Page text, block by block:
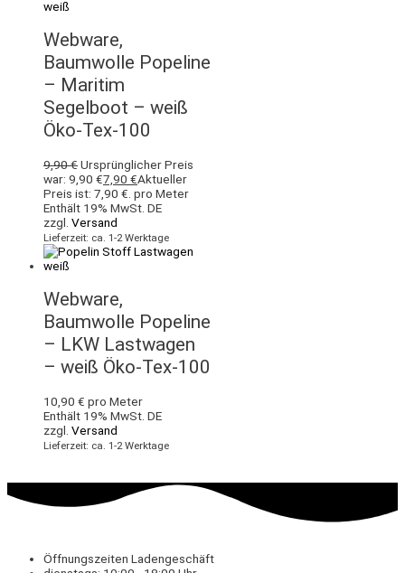
Webware,
Baumwolle Popeline
– Maritim
Segelboot – weiß
Öko-Tex-100
9,90€Ursprünglicher Preis
war: 9,90 €7,90 €Aktueller
Preis ist: 7,90 €. pro Meter
Enthält 19% MwSt. DE
zzgl. Versand
Lieferzeit: ca. 1-2 Werktage
Webware,
Baumwolle Popeline
– LKW Lastwagen
– weiß Öko-Tex-100
10,90 € pro Meter
Enthält 19% MwSt. DE
zzgl. Versand
Lieferzeit: ca. 1-2 Werktage
Öffnungszeiten Ladengeschäft